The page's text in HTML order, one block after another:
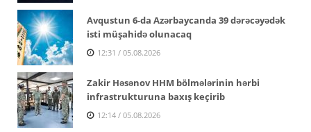
Avqustun 6-da Azərbaycanda 39 dərəcəyədək
isti müşahidə olunacaq
12:31 / 05.08.2026
Zakir Həsənov HHM bölmələrinin hərbi
infrastrukturuna baxış keçirib
12:14 / 05.08.2026